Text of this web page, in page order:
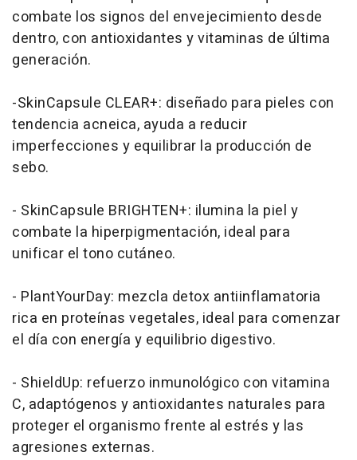
combate los signos del envejecimiento desde
dentro, con antioxidantes y vitaminas de última
generación.
-SkinCapsule CLEAR+: diseñado para pieles con
tendencia acneica, ayuda a reducir
imperfecciones y equilibrar la producción de
sebo.
- SkinCapsule BRIGHTEN+: ilumina la piel y
combate la hiperpigmentación, ideal para
unificar el tono cutáneo.
- PlantYourDay: mezcla detox antiinflamatoria
rica en proteínas vegetales, ideal para comenzar
el día con energía y equilibrio digestivo.
- ShieldUp: refuerzo inmunológico con vitamina
C, adaptógenos y antioxidantes naturales para
proteger el organismo frente al estrés y las
agresiones externas.